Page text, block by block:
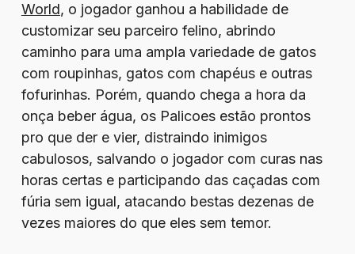
World, o jogador ganhou a habilidade de
customizar seu parceiro felino, abrindo
caminho para uma ampla variedade de gatos
com roupinhas, gatos com chapéus e outras
fofurinhas. Porém, quando chega a hora da
onça beber água, os Palicoes estão prontos
pro que der e vier, distraindo inimigos
cabulosos, salvando o jogador com curas nas
horas certas e participando das caçadas com
fúria sem igual, atacando bestas dezenas de
vezes maiores do que eles sem temor.